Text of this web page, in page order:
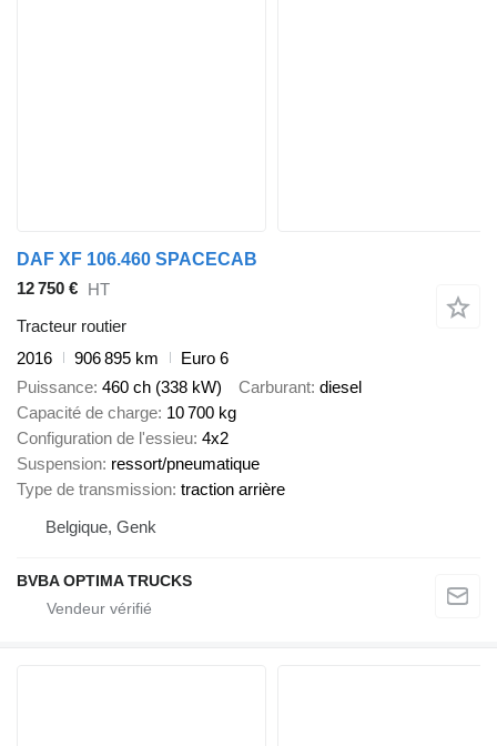
DAF XF 106.460 SPACECAB
12 750 € HT
Tracteur routier
2016
906 895 km
Euro 6
Puissance 460 ch (338 kW) Carburant diesel
Capacité de charge 10 700 kg
Configuration de l'essieu 4x2
Suspension ressort/pneumatique
Type de transmission traction arrière
Belgique, Genk
BVBA OPTIMA TRUCKS